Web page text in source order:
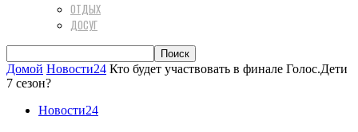
ОТДЫХ
ДОСУГ
Домой Новости24 Кто будет участвовать в финале Голос.Дети
7 сезон?
Новости24